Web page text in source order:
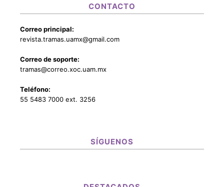
CONTACTO
Correo principal:
revista.tramas.uamx@gmail.com
Correo de soporte:
tramas@correo.xoc.uam.mx
Teléfono:
55 5483 7000 ext. 3256
SÍGUENOS